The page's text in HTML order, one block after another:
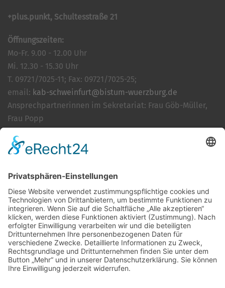
+plus.punkt, Schultesstraße 21
Öffnungszeiten:
Mo-Fr. 9.00 - 12.00 Uhr
Mi. 12.30 - 15.30 Uhr
T. 09721/7025-11; Fax: 09721/7025-25;
email: kab-schweinfurt@bistum-wuerzburg.de
Ansprechpartnerinnen im Sekretariat: Frau Göb-Müller,
Frau Popp
Cookie-Einstellungen
Kontakt